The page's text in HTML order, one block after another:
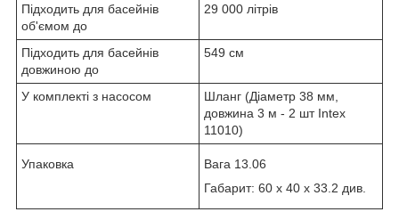
Підходить для басейнів
об'ємом до
29 000 літрів
Підходить для басейнів
довжиною до
549 см
У комплекті з насосом
Шланг (Діаметр 38 мм,
довжина 3 м - 2 шт Intex
11010)
Упаковка
Вага 13.06
Габарит: 60 x 40 x 33.2 див.